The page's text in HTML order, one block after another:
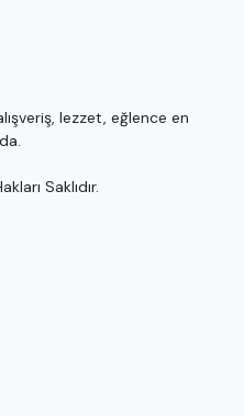
lezzet, eğlence en
Saklıdır.